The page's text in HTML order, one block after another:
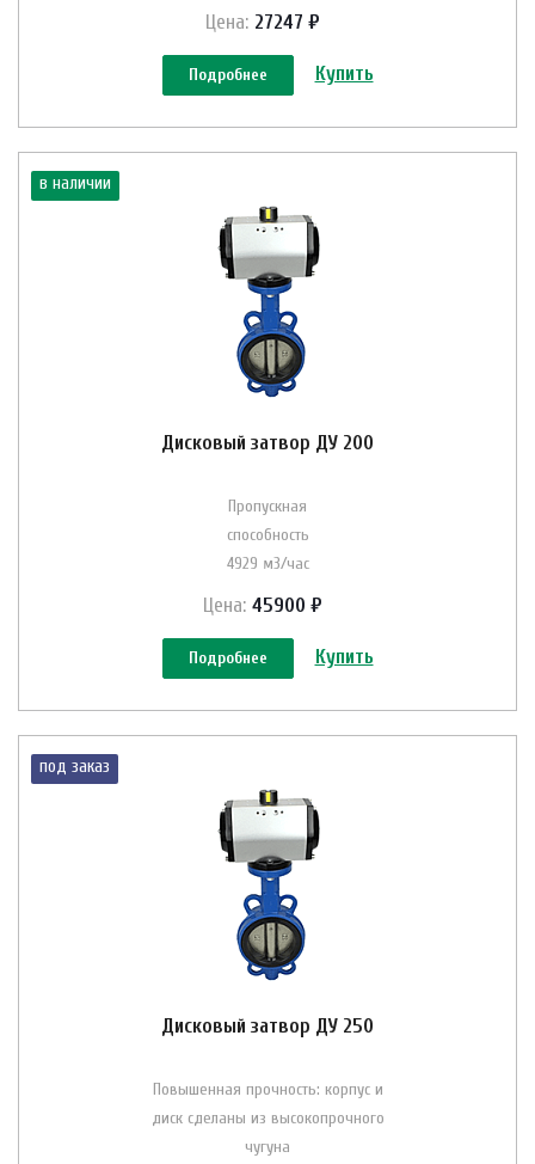
Цена: 27247 ₽
Подробнее Купить
в наличии
Дисковый затвор ДУ 200
Пропускная
способность
4929 м3/час
Цена: 45900 ₽
Подробнее Купить
под заказ
Дисковый затвор ДУ 250
Повышенная прочность: корпус и
диск сделаны из высокопрочного
чугуна